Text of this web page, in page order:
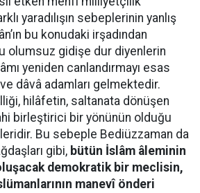
yaradılışın sebeplerinin yanlış
bu konudaki irşadından
olumsuz gidişe dur diyenlerin
yeniden canlandırmayı esas
dâvâ adamları gelmektedir.
hilâfetin, saltanata dönüşen
birleştirici bir yönünün olduğu
Bu sebeple Bediüzzaman da
gibi, bütün İslâm âleminin
demokratik bir meclisin,
manevî önderi